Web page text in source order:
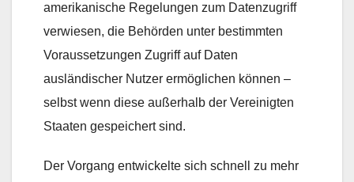
amerikanische Regelungen zum Datenzugriff
verwiesen, die Behörden unter bestimmten
Voraussetzungen Zugriff auf Daten
ausländischer Nutzer ermöglichen können –
selbst wenn diese außerhalb der Vereinigten
Staaten gespeichert sind.
Der Vorgang entwickelte sich schnell zu mehr